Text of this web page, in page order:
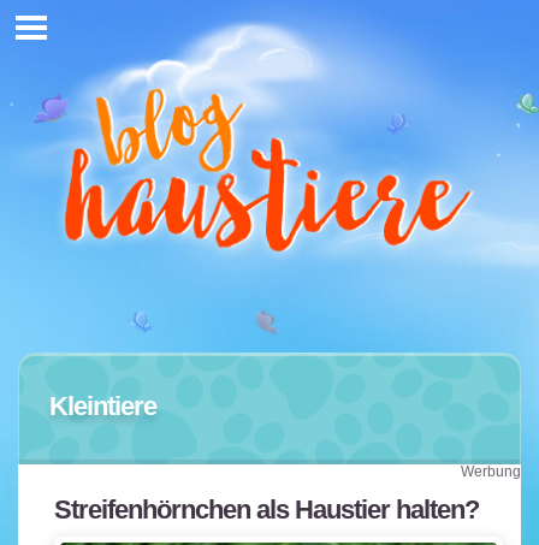
Kleintiere
Streifenhörnchen als Haustier halten?
Werbung